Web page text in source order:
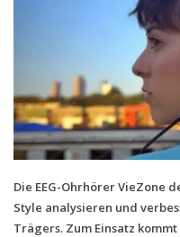
Datentarife
Prepaid-Tarife
Datentarife
Flatrate-
Mobilfunk-
Mobilfunk-
Die EEG-Ohrhörer VieZone
Style analysieren und
Trägers. Zum Einsatz